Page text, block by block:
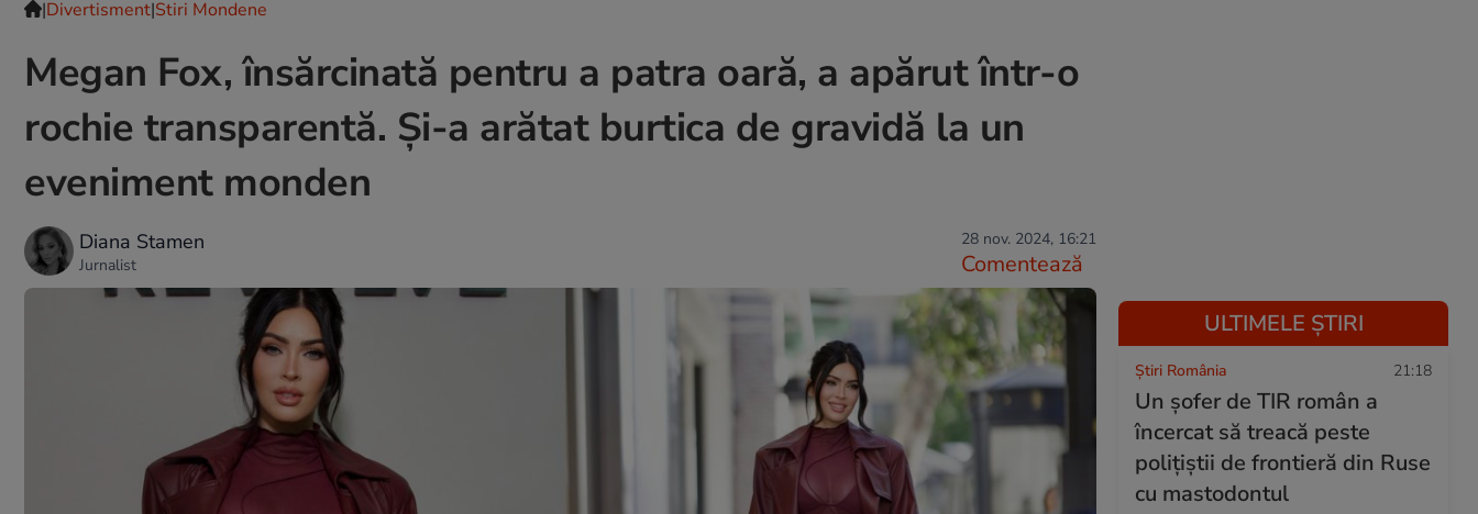
|Divertisment|Stiri Mondene
Megan Fox, însărcinată pentru a patra oară, a apărut într-o
rochie transparentă. Și-a arătat burtica de gravidă la un
eveniment monden
Diana Stamen
Jurnalist
28 nov. 2024, 16:21
Comentează
ULTIMELE ȘTIRI
Știri România 21:18
Un șofer de TIR român a
încercat să treacă peste
polițiștii de frontieră din Ruse
cu mastodontul